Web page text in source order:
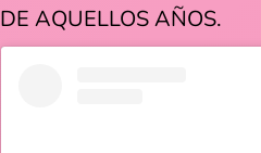
DE AQUELLOS AÑOS.